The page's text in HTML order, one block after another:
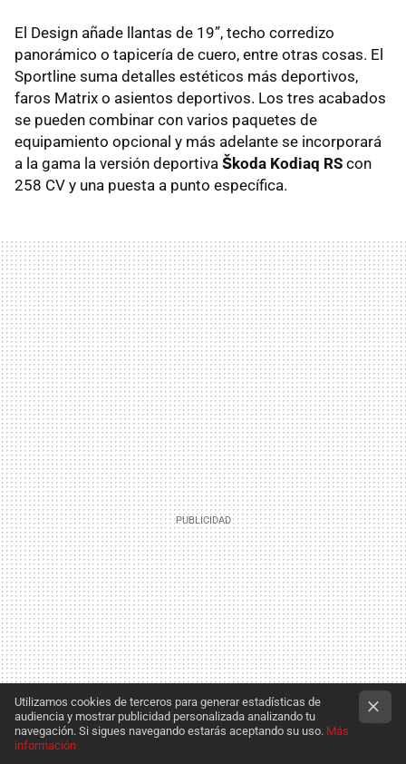
El Design añade llantas de 19”, techo corredizo
panorámico o tapicería de cuero, entre otras cosas. El
Sportline suma detalles estéticos más deportivos,
faros Matrix o asientos deportivos. Los tres acabados
se pueden combinar con varios paquetes de
equipamiento opcional y más adelante se incorporará
a la gama la versión deportiva Škoda Kodiaq RS con
258 CV y una puesta a punto específica.
Utilizamos cookies de terceros para generar estadísticas de
audiencia y mostrar publicidad personalizada analizando tu
navegación. Si sigues navegando estarás aceptando su uso. Más
información